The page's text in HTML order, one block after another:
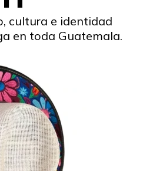
cultura e identidad
en toda Guatemala.